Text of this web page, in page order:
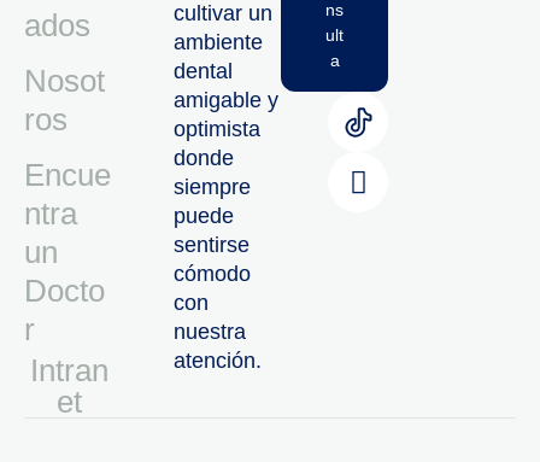
ados
Nosot
ros
Encue
ntra
un
Docto
r
Intran
Et
cultivar un
ambiente
dental
amigable y
optimista
donde
siempre
puede
sentirse
cómodo
con
nuestra
atención.
ns
ult
a